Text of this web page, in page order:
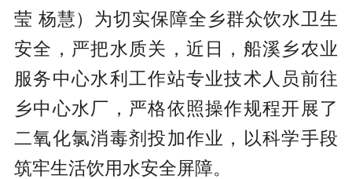
莹 杨慧）为切实保障全乡群众饮水卫生
安全，严把水质关，近日，船溪乡农业
服务中心水利工作站专业技术人员前往
乡中心水厂，严格依照操作规程开展了
二氧化氯消毒剂投加作业，以科学手段
筑牢生活饮用水安全屏障。